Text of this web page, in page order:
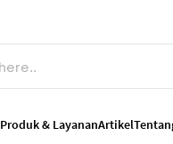
Produk & LayananArtikel